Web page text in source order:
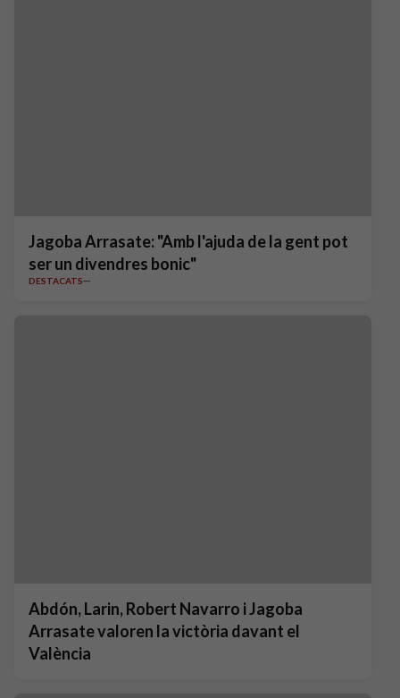
Jagoba Arrasate: "Amb l'ajuda de la gent pot
ser un divendres bonic"
DESTACATS
Abdón, Larin, Robert Navarro i Jagoba
Arrasate valoren la victòria davant el
València